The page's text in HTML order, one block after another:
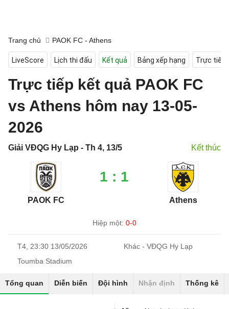
Trang chủ PAOK FC - Athens
LiveScore Lịch thi đấu Kết quả Bảng xếp hạng Trực tiếp
Trực tiếp kết quả PAOK FC
vs Athens hôm nay 13-05-
2026
Giải VĐQG Hy Lạp - Th 4, 13/5 Kết thúc
PAOK FC
1 : 1
Athens
Hiệp một: 0-0
T4, 23:30 13/05/2026
Khác - VĐQG Hy Lạp
Toumba Stadium
Tổng quan Diễn biến Đội hình Nhận định Thống kê